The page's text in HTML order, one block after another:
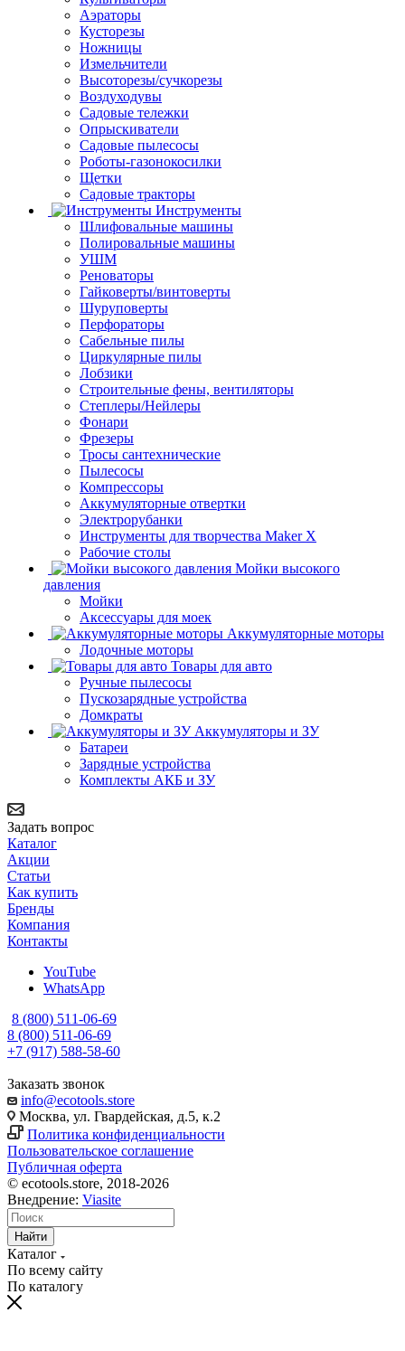
Аэраторы
Кусторезы
Ножницы
Измельчители
Высоторезы/сучкорезы
Воздуходувы
Садовые тележки
Опрыскиватели
Садовые пылесосы
Роботы-газонокосилки
Щетки
Садовые тракторы
Инструменты
Шлифовальные машины
Полировальные машины
УШМ
Реноваторы
Гайковерты/винтоверты
Шуруповерты
Перфораторы
Сабельные пилы
Циркулярные пилы
Лобзики
Строительные фены, вентиляторы
Степлеры/Нейлеры
Фонари
Фрезеры
Тросы сантехнические
Пылесосы
Компрессоры
Аккумуляторные отвертки
Электрорубанки
Инструменты для творчества Maker X
Рабочие столы
Мойки высокого
давления
Мойки
Аксессуары для моек
Аккумуляторные моторы
Лодочные моторы
Товары для авто
Ручные пылесосы
Пускозарядные устройства
Домкраты
Аккумуляторы и ЗУ
Батареи
Зарядные устройства
Комплекты АКБ и ЗУ
Задать вопрос
Каталог
Акции
Статьи
Как купить
Бренды
Компания
Контакты
YouTube
WhatsApp
8 (800) 511-06-69
8 (800) 511-06-69
+7 (917) 588-58-60
Заказать звонок
info@ecotools.store
Москва, ул. Гвардейская, д.5, к.2
Политика конфиденциальности
Пользовательское соглашение
Публичная оферта
© ecotools.store, 2018-2026
Внедрение: Viasite
Найти
Каталог
По всему сайту
По каталогу